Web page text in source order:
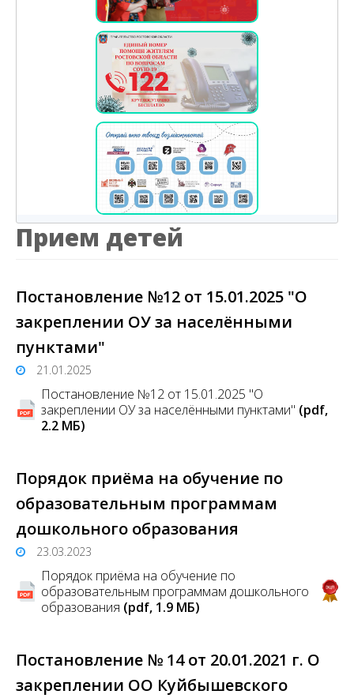
Прием детей
Постановление №12 от 15.01.2025 "О
закреплении ОУ за населёнными
пунктами"
21.01.2025
Постановление №12 от 15.01.2025 "О
закреплении ОУ за населёнными пунктами" (pdf,
2.2 MБ)
Порядок приёма на обучение по
образовательным программам
дошкольного образования
23.03.2023
Порядок приёма на обучение по
образовательным программам дошкольного
образования (pdf, 1.9 MБ)
Постановление № 14 от 20.01.2021 г. О
закреплении ОО Куйбышевского